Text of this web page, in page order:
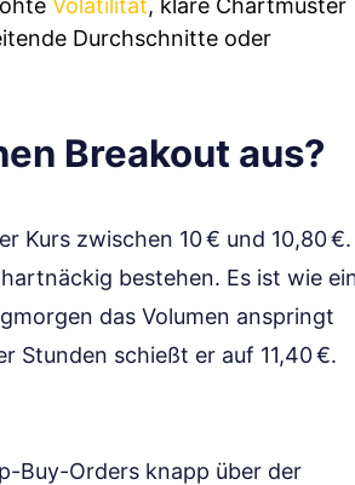
Volatilität, klare Chartmuster
Durchschnitte oder
Breakout aus?
Kurs zwischen 10 € und 10,80 €.
bestehen. Es ist wie
das Volumen anspringt
Stunden schießt er auf 11,40 €.
Buy-Orders knapp über der